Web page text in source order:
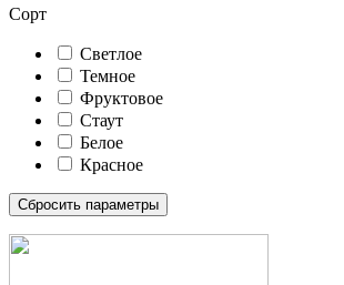
Сорт
Светлое
Темное
Фруктовое
Стаут
Белое
Красное